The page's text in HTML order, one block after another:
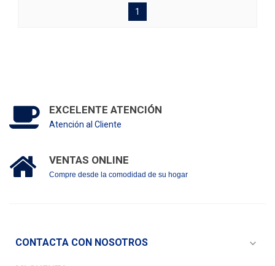
1
EXCELENTE ATENCIÓN
Atención al Cliente
VENTAS ONLINE
Compre desde la comodidad de su hogar
CONTACTA CON NOSOTROS expand_more